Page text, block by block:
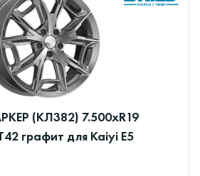
(КЛ382) 7.500xR19
графит для Kaiyi E5